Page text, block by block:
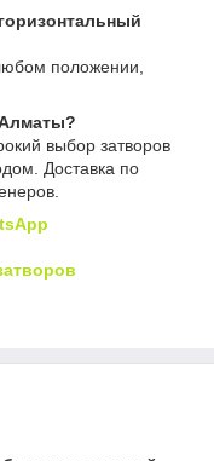
положении,
выбор затворов
Доставка по